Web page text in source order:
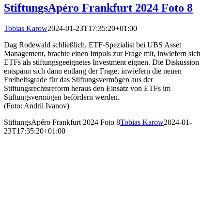
StiftungsApéro Frankfurt 2024 Foto 8
Tobias Karow2024-01-23T17:35:20+01:00
Dag Rodewald schließlich, ETF-Spezialist bei UBS Asset
Management, brachte einen Impuls zur Frage mit, inwiefern sich
ETFs als stiftungsgeeignetes Investment eignen. Die Diskussion
entspann sich dann entlang der Frage, inwiefern die neuen
Freiheitsgrade für das Stiftungsvermögen aus der
Stiftungsrechtsreform heraus den Einsatz von ETFs im
Stiftungsvermögen befördern werden.
(Foto: Andrii Ivanov)
StiftungsApéro Frankfurt 2024 Foto 8Tobias Karow2024-01-
23T17:35:20+01:00